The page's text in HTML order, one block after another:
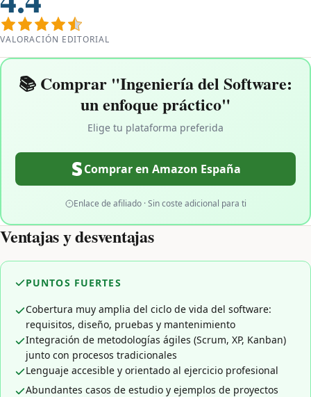
VALORACIÓN EDITORIAL
📚 Comprar "Ingeniería del Software:
un enfoque práctico"
Elige tu plataforma preferida
Comprar en Amazon España
Enlace de afiliado · Sin coste adicional para ti
Ventajas y desventajas
PUNTOS FUERTES
Cobertura muy amplia del ciclo de vida del software:
requisitos, diseño, pruebas y mantenimiento
Integración de metodologías ágiles (Scrum, XP, Kanban)
junto con procesos tradicionales
Lenguaje accesible y orientado al ejercicio profesional
Abundantes casos de estudio y ejemplos de proyectos